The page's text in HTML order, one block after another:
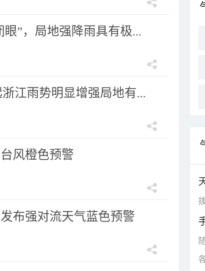
眼”，局地强降雨具有极...
江雨势明显增强局地有...
风橙色预警
布强对流天气蓝色预警